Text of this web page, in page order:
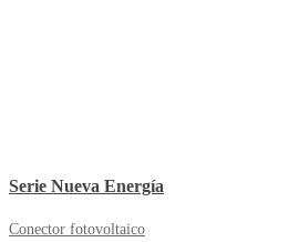
Serie Nueva Energía
Conector fotovoltaico